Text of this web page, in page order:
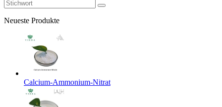
Neueste Produkte
Calcium-Ammonium-Nitrat